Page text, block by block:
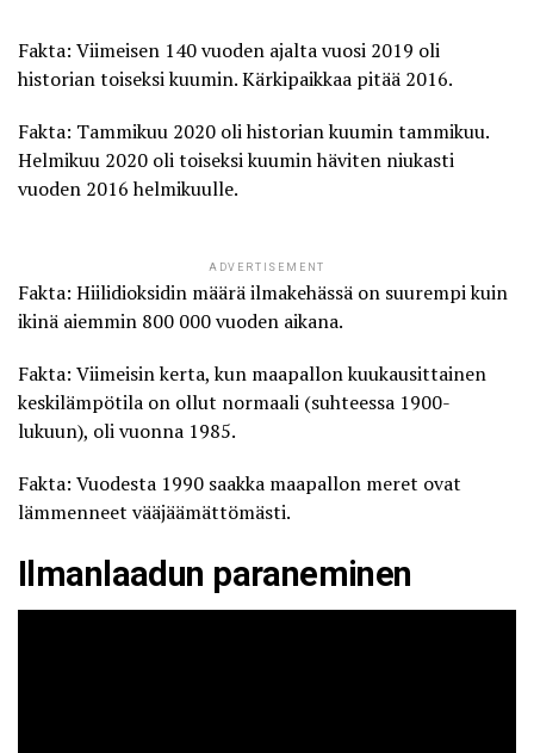
Fakta: Viimeisen 140 vuoden ajalta vuosi 2019 oli
historian toiseksi kuumin. Kärkipaikkaa pitää 2016.
Fakta: Tammikuu 2020 oli historian kuumin tammikuu.
Helmikuu 2020 oli toiseksi kuumin häviten niukasti
vuoden 2016 helmikuulle.
ADVERTISEMENT
Fakta: Hiilidioksidin määrä ilmakehässä on suurempi kuin
ikinä aiemmin 800 000 vuoden aikana.
Fakta: Viimeisin kerta, kun maapallon kuukausittainen
keskilämpötila on ollut normaali (suhteessa 1900-
lukuun), oli vuonna 1985.
Fakta: Vuodesta 1990 saakka maapallon meret ovat
lämmenneet vääjäämättömästi.
Ilmanlaadun paraneminen